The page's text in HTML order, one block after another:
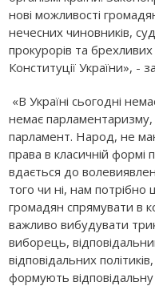
нові можливості
нечесних чиновників,
прокурорів та брехливих
Конституції України», -
«В Україні сьогодні
немає
парламент. Народ, не
права в класичній формі
вдається до
того чи ні, нам потрібно
громадян спрямувати в
важливо вибудувати
виборець,
відповідальних
формують